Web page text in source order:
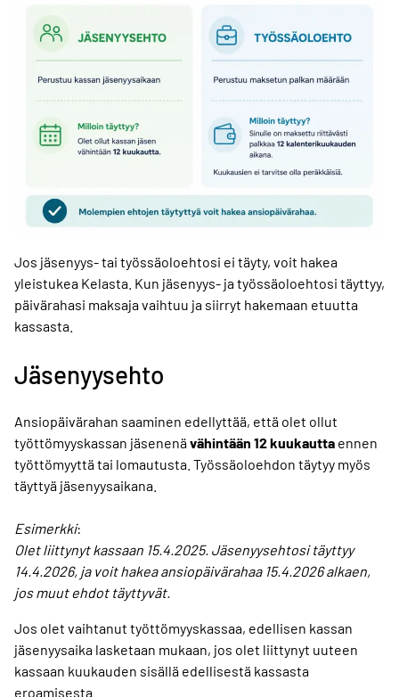
Jos jäsenyys- tai työssäoloehtosi ei täyty, voit hakea
yleistukea Kelasta. Kun jäsenyys- ja työssäoloehtosi täyttyy,
päivärahasi maksaja vaihtuu ja siirryt hakemaan etuutta
kassasta.
Jäsenyysehto
Ansiopäivärahan saaminen edellyttää, että olet ollut
työttömyyskassan jäsenenävähintään 12 kuukautta ennen
työttömyyttä tai lomautusta. Työssäoloehdon täytyy myös
täyttyä jäsenyysaikana.
Esimerkki:
Olet liittynyt kassaan 15.4.2025. Jäsenyysehtosi täyttyy
14.4.2026, ja voit hakea ansiopäivärahaa 15.4.2026 alkaen,
jos muut ehdot täyttyvät.
Jos olet vaihtanut työttömyyskassaa, edellisen kassan
jäsenyysaika lasketaan mukaan, jos olet liittynyt uuteen
kassaan kuukauden sisällä edellisestä kassasta
eroamisesta.